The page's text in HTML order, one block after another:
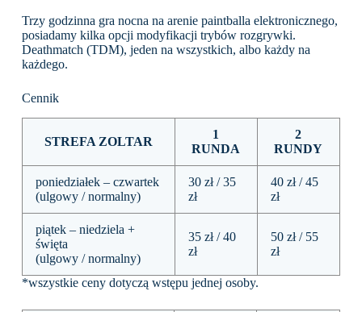
Trzy godzinna gra nocna na arenie paintballa elektronicznego,
posiadamy kilka opcji modyfikacji trybów rozgrywki.
Deathmatch (TDM), jeden na wszystkich, albo każdy na
każdego.
Cennik
STREFA ZOLTAR
1
RUNDA
2
RUNDY
poniedziałek – czwartek
(ulgowy / normalny)
30 zł / 35
zł
40 zł / 45
zł
piątek – niedziela +
święta
(ulgowy / normalny)
35 zł / 40
zł
50 zł / 55
zł
*wszystkie ceny dotyczą wstępu jednej osoby.